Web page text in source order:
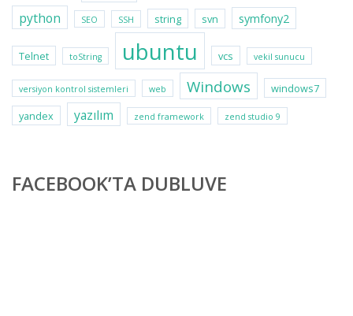
python
SEO SSH string svn symfony2
Telnet toString ubuntu vcs vekil sunucu
versiyon kontrol sistemleri web Windows
windows7
yandex
yazılım zend framework zend studio 9
FACEBOOK’TA DUBLUVE